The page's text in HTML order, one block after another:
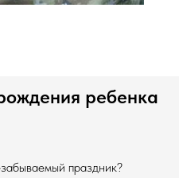
ребенка
праздник?